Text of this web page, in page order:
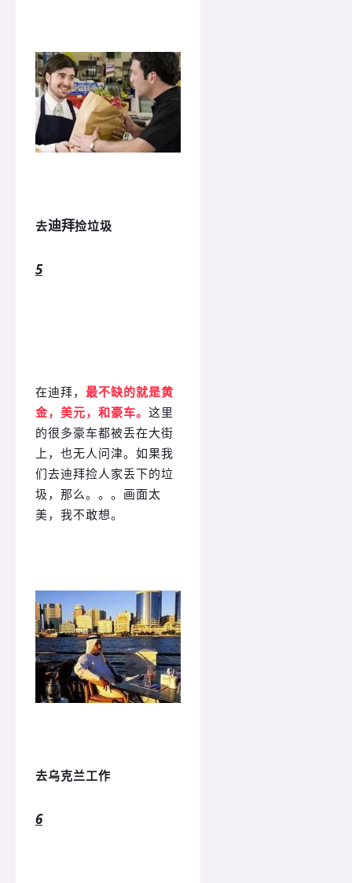
去迪拜捡垃圾
5
在迪拜， 最不缺的就是黄
金，美元，和豪车。 这里
的很多豪车都被丢在大街
上，也无人问津。如果我
们去迪拜捡人家丢下的垃
圾，那么。。。画面太
美，我不敢想。
去乌克兰工作
6